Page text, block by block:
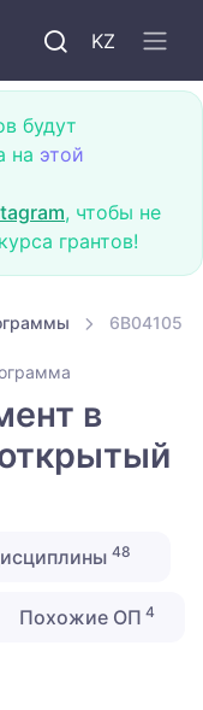
KZ
будут
на этой
, чтобы не
грантов!
6B04105
в
48
Похожие ОП 4